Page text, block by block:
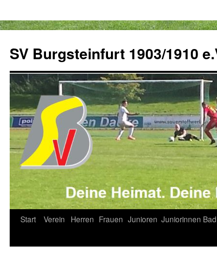
springen
SV Burgsteinfurt 1903/1910
Start Verein Herren Frauen Junioren Juniorinnen